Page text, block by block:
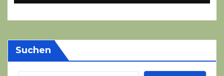
Suchen